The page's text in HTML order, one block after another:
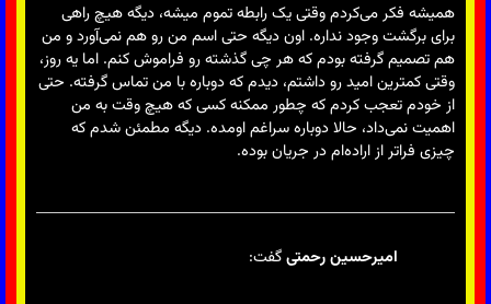
همیشه فکر می‌کردم وقتی یک رابطه تموم میشه، دیگه هیچ راهی
برای برگشت وجود نداره. اون دیگه حتی اسم من رو هم نمی‌آورد و من
هم تصمیم گرفته بودم که هر چی گذشته رو فراموش کنم. اما یه روز،
وقتی کمترین امید رو داشتم، دیدم که دوباره با من تماس گرفته. حتی
از خودم تعجب کردم که چطور ممکنه کسی که هیچ وقت به من
اهمیت نمی‌داد، حالا دوباره سراغم اومده. دیگه مطمئن شدم که
چیزی فراتر از اراده‌ام در جریان بوده.
امیرحسین رحمتیگفت: